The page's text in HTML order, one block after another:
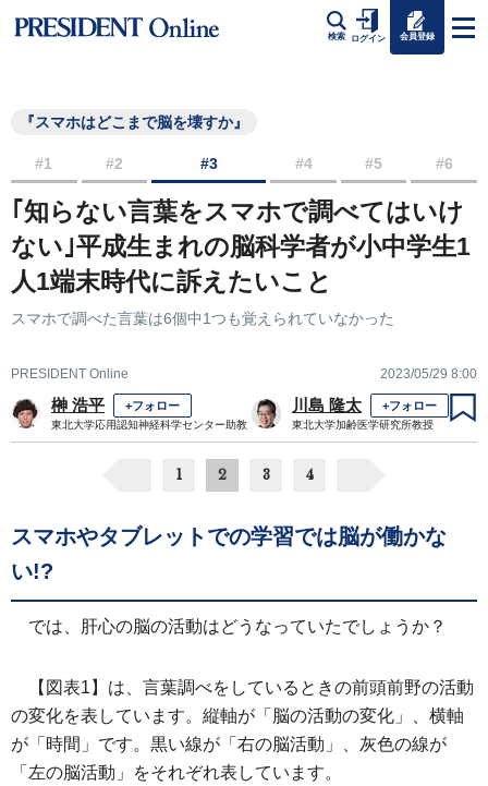
検索 ログイン 会員登録
『スマホはどこまで脳を壊すか』
#1 #2 #3 #4 #5 #6
｢知らない言葉をスマホで調べてはいけ
ない｣平成生まれの脳科学者が小中学生1
人1端末時代に訴えたいこと
スマホで調べた言葉は6個中1つも覚えられていなかった
PRESIDENT Online 2023/05/29 8:00
榊 浩平 +フォロー
東北大学応用認知神経科学センター助教
川島 隆太 +フォロー
東北大学加齢医学研究所教授
1 2 3 4
スマホやタブレットでの学習では脳が働かな
い!?
では、肝心の脳の活動はどうなっていたでしょうか？
【図表1】は、言葉調べをしているときの前頭前野の活動
の変化を表しています。縦軸が「脳の活動の変化」、横軸
が「時間」です。黒い線が「右の脳活動」、灰色の線が
「左の脳活動」をそれぞれ表しています。